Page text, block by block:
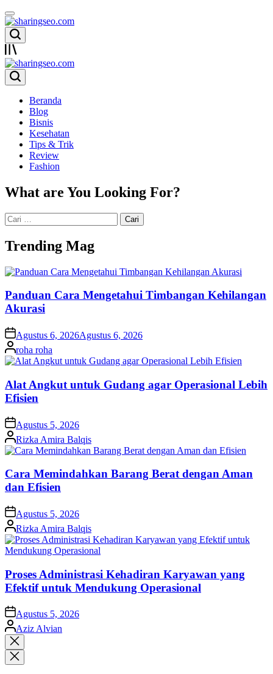
Skip
to
content
sharingseo.com
sharingseo.com
Beranda
Blog
Bisnis
Kesehatan
Tips & Trik
Review
Fashion
What are You Looking For?
Cari
untuk:
Trending Mag
Panduan Cara Mengetahui Timbangan Kehilangan
Akurasi
on Agustus 6, 2026Agustus 6, 2026
Posted
by
roha roha
Alat Angkut untuk Gudang agar Operasional Lebih
Efisien
on Agustus 5, 2026
Posted
by
Rizka Amira Balqis
Cara Memindahkan Barang Berat dengan Aman
dan Efisien
on Agustus 5, 2026
Posted
by
Rizka Amira Balqis
Proses Administrasi Kehadiran Karyawan yang
Efektif untuk Mendukung Operasional
on Agustus 5, 2026
Posted
by
Aziz Alvian
Close
search